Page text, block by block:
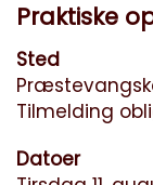
Praktiske
Sted
Tilmelding
Datoer